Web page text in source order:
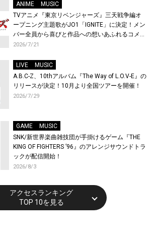
ANIME
MUSIC
TVアニメ『東京リベンジャーズ』三天戦争編オ
ープニング主題歌がJO1「IGNITE」に決定！メン
バー全員から喜びと作品への想いあふれるコメン
トが到着！9月に東京・大阪で先行上映会を開
2026/7/21
LIVE
MUSIC
A.B.C-Z、10thアルバム『The Way of L.O.V-E』の
リリースが決定！10月より全国ツアーを開催！
2026/7/29
GAME
MUSIC
SNK/新世界楽曲雑技団が手掛けるゲーム『THE
KING OF FIGHTERS ’96』のアレンジサウンドトラ
ックが配信開始！
2026/8/3
アクセスランキング
TOP 10を見る